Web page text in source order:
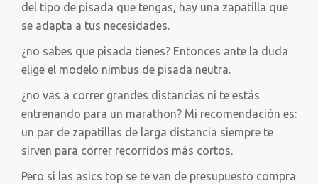
del tipo de pisada que tengas, hay una zapatilla que
se adapta a tus necesidades.
¿no sabes que pisada tienes? Entonces ante la duda
elige el modelo nimbus de pisada neutra.
¿no vas a correr grandes distancias ni te estás
entrenando para un marathon? Mi recomendación es:
un par de zapatillas de larga distancia siempre te
sirven para correr recorridos más cortos.
Pero si las asics top se te van de presupuesto compra